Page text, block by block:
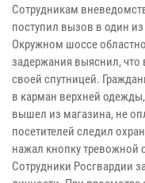
Сотрудникам
поступил вызов в один
Окружном шоссе
задержания выяснил,
своей спутницей.
в карман верхней
вышел из магазина, не
посетителей следил
нажал кнопку тревожной
Сотрудники Росгвардии